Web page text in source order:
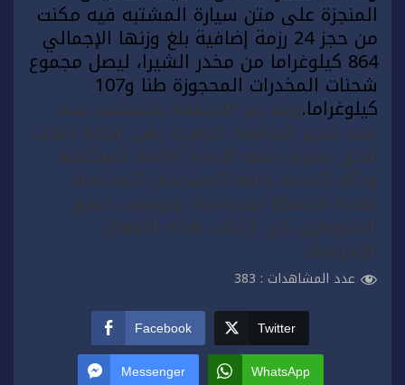
المنجزة على متن سيارة المشتبه فيه مكنت
من حجز 24 رزمة إضافية بلغ وزنها الإجمالي
864 كيلوغراما من مخدر الشيرا، ليصل مجموع
شحنات المخدرات المحجوزة طنا و107
كيلوغراما.وقد تم الاحتفاظ بالمشتبه فيه
تحت تدبير الحراسة النظرية رهن إشارة البحث
الذي تشرف عليه النيابة العامة المختصة،
وذلك لتحديد كافة الامتدادات المحتملة
لهذه الشبكة الإجرامية، وتوقيف جميع
المتورطين في ارتكاب هذه الأفعال
الإجرامية.
عدد المشاهدات : 383
Facebook Twitter
Messenger WhatsApp